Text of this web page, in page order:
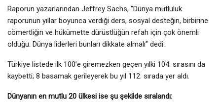
Raporun yazarlarından Jeffrey Sachs, “Dünya mutluluk
raporunun yıllar boyunca verdiği ders, sosyal desteğin, birbirine
cömertliğin ve hükümette dürüstlüğün refah için çok önemli
olduğu. Dünya liderleri bunları dikkate almalı” dedi.
Türkiye listede ilk 100’e giremezken geçen yılki 104. sırasını da
kaybetti; 8 basamak gerileyerek bu yıl 112. sırada yer aldı.
Dünyanın en mutlu 20 ülkesi ise şu şekilde sıralandı: